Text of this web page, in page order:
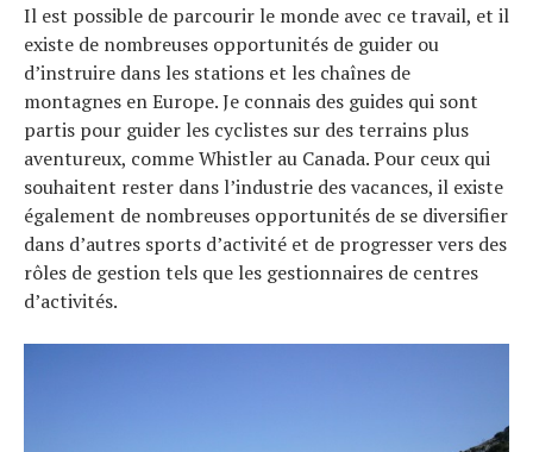
Il est possible de parcourir le monde avec ce travail, et il
existe de nombreuses opportunités de guider ou
d’instruire dans les stations et les chaînes de
montagnes en Europe. Je connais des guides qui sont
partis pour guider les cyclistes sur des terrains plus
aventureux, comme Whistler au Canada. Pour ceux qui
souhaitent rester dans l’industrie des vacances, il existe
également de nombreuses opportunités de se diversifier
dans d’autres sports d’activité et de progresser vers des
rôles de gestion tels que les gestionnaires de centres
d’activités.